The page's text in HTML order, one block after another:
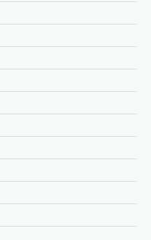
പേരിൽ
നിന്ന്
വിശ്വാസത്തെ
പാപം
അഖിലേഷ്